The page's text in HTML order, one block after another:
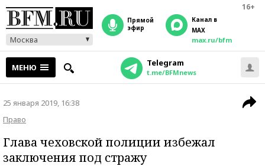
16+
Москва
прямой
эфир
Канал в
MAX
max.ru/bfm
МЕНЮ Telegram
t.me/BFMnews
25 января 2019, 16:38
Право
Глава чеховской полиции избежал
заключения под стражу